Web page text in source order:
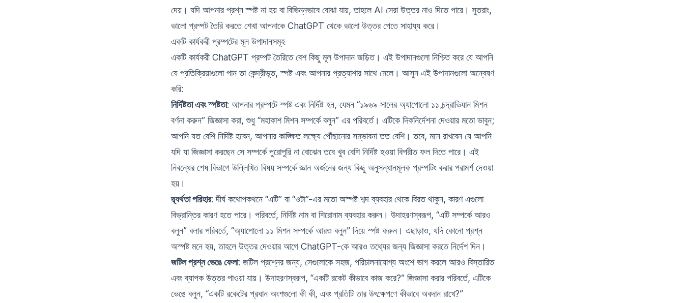
দেয়। যদি আপনার প্রশ্ন স্পষ্ট না হয় বা বিভিন্নভাবে বোঝা যায়, তাহলে AI সেরা উত্তর নাও দিতে পারে। সুতরাং,
ভালো প্রম্পট তৈরি করতে শেখা আপনাকে ChatGPT থেকে ভালো উত্তর পেতে সাহায্য করে।
একটি কার্যকরী প্রম্পটের মূল উপাদানসমূহ
একটি কার্যকরী ChatGPT প্রম্পট তৈরিতে বেশ কিছু মূল উপাদান জড়িত। এই উপাদানগুলো নিশ্চিত করে যে আপনি
যে প্রতিক্রিয়াগুলো পান তা কেন্দ্রীভূত, স্পষ্ট এবং আপনার প্রত্যাশার সাথে মেলে। আসুন এই উপাদানগুলো অন্বেষণ
করি:
নির্দিষ্টতা এবং স্পষ্টতা: আপনার প্রম্পটে স্পষ্ট এবং নির্দিষ্ট হন, যেমন “১৯৬৯ সালের অ্যাপোলো ১১ চন্দ্রাভিযান মিশন
বর্ণনা করুন” জিজ্ঞাসা করা, শুধু “মহাকাশ মিশন সম্পর্কে বলুন” এর পরিবর্তে। এটিকে দিকনির্দেশনা দেওয়ার মতো ভাবুন;
আপনি যত বেশি নির্দিষ্ট হবেন, আপনার কাঙ্ক্ষিত লক্ষ্যে পৌঁছানোর সম্ভাবনা তত বেশি। তবে, মনে রাখবেন যে আপনি
যদি যা জিজ্ঞাসা করছেন সে সম্পর্কে পুরোপুরি না বোঝেন তবে খুব বেশি নির্দিষ্ট হওয়া বিপরীত ফল দিতে পারে। এই
নিবন্ধের শেষ বিভাগে উল্লিখিত বিষয় সম্পর্কে জ্ঞান অর্জনের জন্য কিছু অনুসন্ধানমূলক প্রম্পটিং করার পরামর্শ দেওয়া
হয়।
দ্ব্যর্থতা পরিহার: দীর্ঘ কথোপকথনে “এটি” বা “ওটা”-এর মতো অস্পষ্ট শব্দ ব্যবহার থেকে বিরত থাকুন, কারণ এগুলো
বিভ্রান্তির কারণ হতে পারে। পরিবর্তে, নির্দিষ্ট নাম বা শিরোনাম ব্যবহার করুন। উদাহরণস্বরূপ, “এটি সম্পর্কে আরও
বলুন” বলার পরিবর্তে, “অ্যাপোলো ১১ মিশন সম্পর্কে আরও বলুন” দিয়ে স্পষ্ট করুন। এছাড়াও, যদি কোনো প্রশ্ন
অস্পষ্ট মনে হয়, তাহলে উত্তর দেওয়ার আগে ChatGPT-কে আরও তথ্যের জন্য জিজ্ঞাসা করতে নির্দেশ দিন।
জটিল প্রশ্ন ভেঙে ফেলা: জটিল প্রশ্নের জন্য, সেগুলোকে সহজ, পরিচালনাযোগ্য অংশে ভাগ করলে আরও বিস্তারিত
এবং ব্যাপক উত্তর পাওয়া যায়। উদাহরণস্বরূপ, “একটি রকেট কীভাবে কাজ করে?” জিজ্ঞাসা করার পরিবর্তে, এটিকে
ভেঙে বলুন, “একটি রকেটের প্রধান অংশগুলো কী কী, এবং প্রতিটি তার উৎক্ষেপণে কীভাবে অবদান রাখে?”